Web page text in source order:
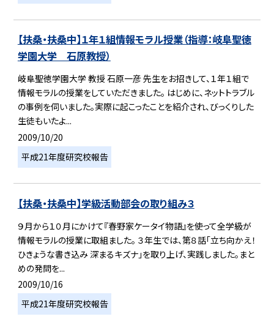
【扶桑・扶桑中】１年１組情報モラル授業（指導：岐阜聖徳
学園大学 石原教授）
岐阜聖徳学園大学 教授 石原一彦 先生をお招きして、１年１組で
情報モラルの授業をしていただきました。 はじめに、ネットトラブル
の事例を伺いました。実際に起こったことを紹介され、びっくりした
生徒もいたよ...
2009/10/20
平成21年度研究校報告
【扶桑・扶桑中】学級活動部会の取り組み３
９月から１０月にかけて『春野家ケータイ物語』を使って全学級が
情報モラルの授業に取組ました。 ３年生では、第８話「立ち向かえ！
ひきょうな書き込み 深まるキズナ」を取り上げ、実践しました。まと
めの発問を...
2009/10/16
平成21年度研究校報告